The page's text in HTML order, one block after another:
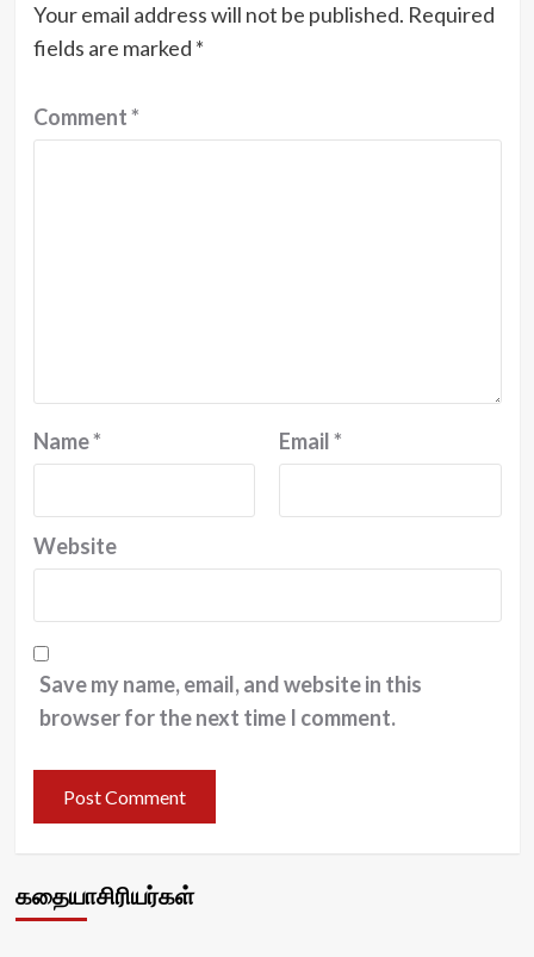
Your email address will not be published. Required
fields are marked *
Comment*
Name* Email*
Website
Save my name, email, and website in this
browser for the next time I comment.
கதையாசிரியர்கள்